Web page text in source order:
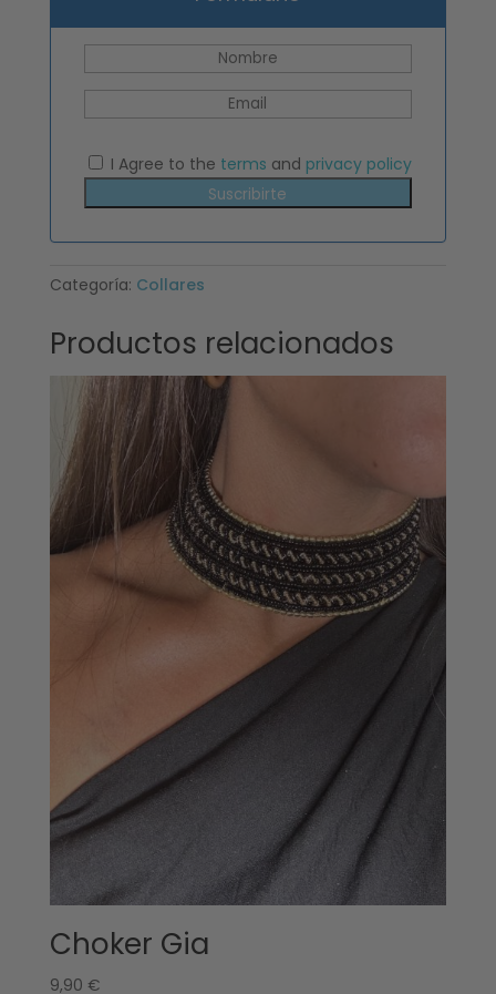
I Agree to the terms and privacy policy
Suscribirte
Categoría: Collares
Productos relacionados
Choker Gia
9,90 €